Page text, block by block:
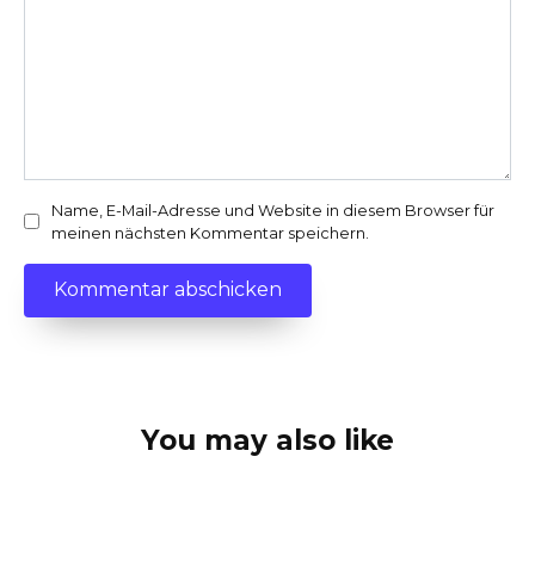
Name, E-Mail-Adresse und Website in diesem Browser für
meinen nächsten Kommentar speichern.
You may also like